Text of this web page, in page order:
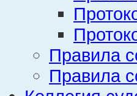
Правила
Правила